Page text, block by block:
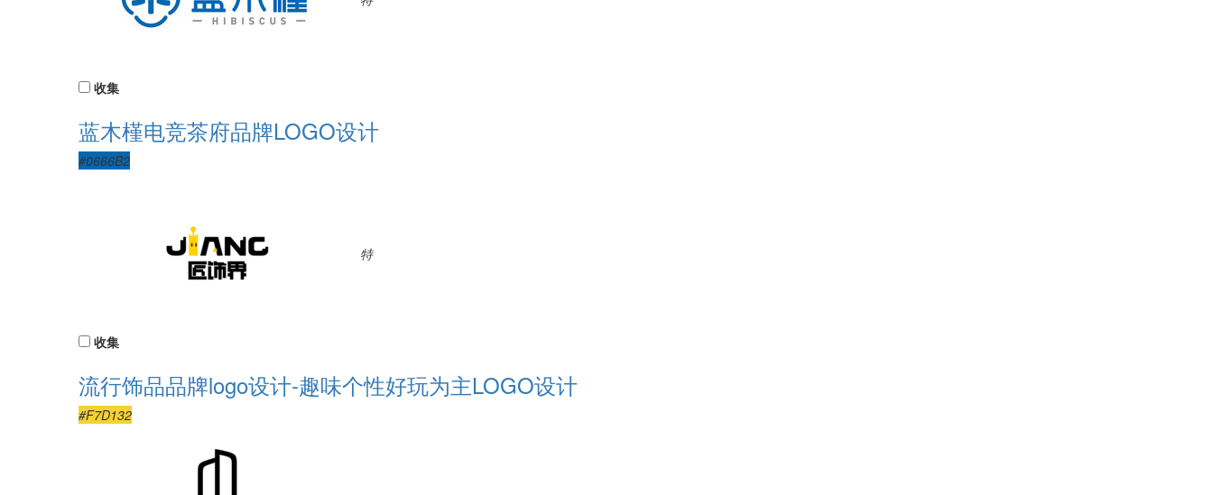
收集
蓝木槿电竞茶府品牌LOGO设计
#0666B2
特
收集
流行饰品品牌logo设计-趣味个性好玩为主LOGO设计
#F7D132